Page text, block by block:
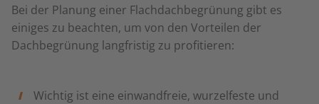
Bei der Planung einer Flachdachbegrünung gibt es
einiges zu beachten, um von den Vorteilen der
Dachbegrünung langfristig zu profitieren:
Wichtig ist eine einwandfreie, wurzelfeste und